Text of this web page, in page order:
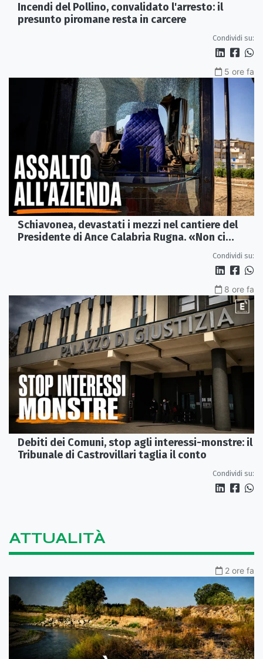
Incendi del Pollino, convalidato l'arresto: il
presunto piromane resta in carcere
Condividi su:
5 ore fa
Schiavonea, devastati i mezzi nel cantiere del
Presidente di Ance Calabria Rugna. «Non ci
Condividi su:
8 ore fa
Debiti dei Comuni, stop agli interessi-monstre: il
Tribunale di Castrovillari taglia il conto
Condividi su:
ATTUALITÀ
2 ore fa